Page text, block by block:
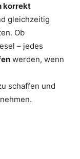
korrekt
gleichzeitig
Ob
– jedes
werden, wenn
schaffen und